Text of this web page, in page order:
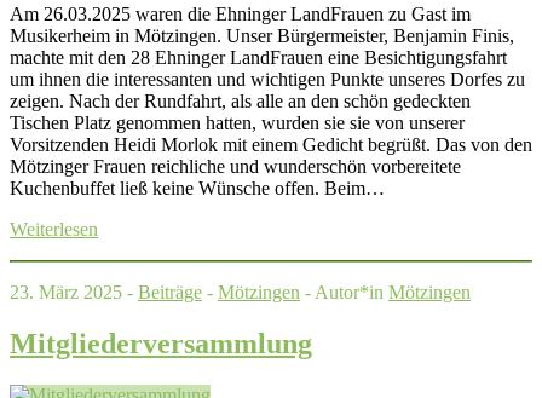
Am 26.03.2025 waren die Ehninger LandFrauen zu Gast im
Musikerheim in Mötzingen. Unser Bürgermeister, Benjamin Finis,
machte mit den 28 Ehninger LandFrauen eine Besichtigungsfahrt
um ihnen die interessanten und wichtigen Punkte unseres Dorfes zu
zeigen. Nach der Rundfahrt, als alle an den schön gedeckten
Tischen Platz genommen hatten, wurden sie sie von unserer
Vorsitzenden Heidi Morlok mit einem Gedicht begrüßt. Das von den
Mötzinger Frauen reichliche und wunderschön vorbereitete
Kuchenbuffet ließ keine Wünsche offen. Beim…
Weiterlesen
23. März 2025 - Beiträge - Mötzingen - Autor*in Mötzingen
Mitgliederversammlung